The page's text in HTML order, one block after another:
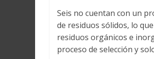
Seis no cuentan con un
de residuos sólidos, lo
residuos orgánicos e
proceso de selección y